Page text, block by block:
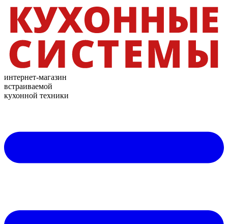
интернет-магазин
встраиваемой
кухонной техники